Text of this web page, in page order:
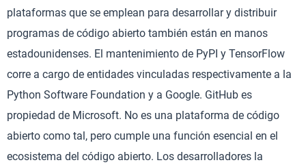
plataformas que se emplean para desarrollar y distribuir
programas de código abierto también están en manos
estadounidenses. El mantenimiento de PyPI y TensorFlow
corre a cargo de entidades vinculadas respectivamente a la
Python Software Foundation y a Google. GitHub es
propiedad de Microsoft. No es una plataforma de código
abierto como tal, pero cumple una función esencial en el
ecosistema del código abierto. Los desarrolladores la